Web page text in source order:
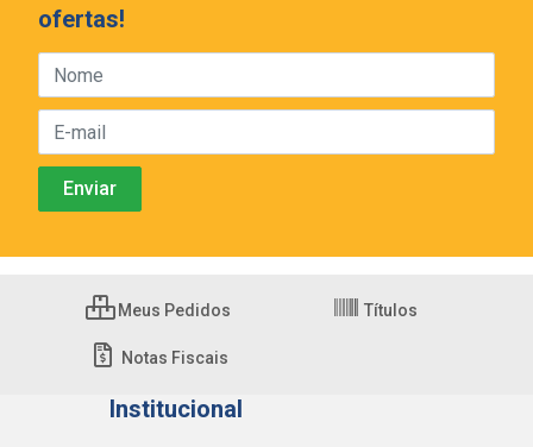
ofertas!
Meus Pedidos Títulos
Notas Fiscais
Institucional